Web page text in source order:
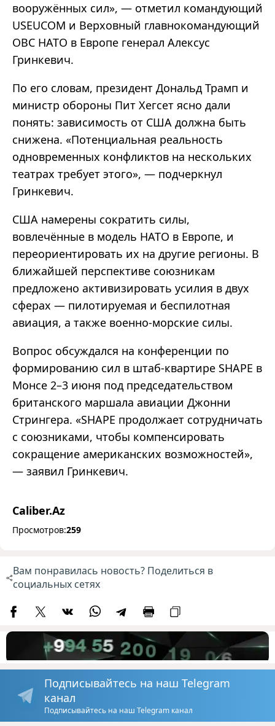
вооружённых сил», — отметил командующий
USEUCOM и Верховный главнокомандующий
ОВС НАТО в Европе генерал Алексус
Гринкевич.
По его словам, президент Дональд Трамп и
министр обороны Пит Хегсет ясно дали
понять: зависимость от США должна быть
снижена. «Потенциальная реальность
одновременных конфликтов на нескольких
театрах требует этого», — подчеркнул
Гринкевич.
США намерены сократить силы,
вовлечённые в модель НАТО в Европе, и
переориентировать их на другие регионы. В
ближайшей перспективе союзникам
предложено активизировать усилия в двух
сферах — пилотируемая и беспилотная
авиация, а также военно‑морские силы.
Вопрос обсуждался на конференции по
формированию сил в штаб‑квартире SHAPE в
Монсе 2–3 июня под председательством
британского маршала авиации Джонни
Стрингера. «SHAPE продолжает сотрудничать
с союзниками, чтобы компенсировать
сокращение американских возможностей»,
— заявил Гринкевич.
Caliber.Az
Просмотров:259
Вам понравилась новость? Поделиться в
социальных сетях
Подписывайтесь на наш Telegram
канал
Подписывайтесь на наш Telegram канал